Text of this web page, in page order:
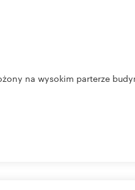
na wysokim parterze